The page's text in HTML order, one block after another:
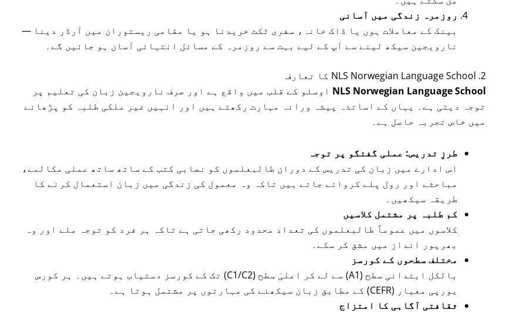
روزمرہ زندگی میں آسانی
بینک کے معاملات ہوں یا ڈاک خانہ، سفری ٹکٹ خریدنا ہو یا مقامی ریستوران میں آرڈر دینا —
نارویجین سیکھ لینے سے آپ کے لیے بہت سے روزمرہ کے مسائل انتہائی آسان ہو جائیں گے۔
2. NLS Norwegian Language School کا تعارف
NLS Norwegian Language School اوسلو کے قلب میں واقع ہے اور صرف نارویجین زبان کی تعلیم پر
توجہ دیتی ہے۔ یہاں کے اساتذہ پیشہ ورانہ مہارت رکھتے ہیں اور انہیں غیر ملکی طلبہ کو پڑھانے
میں خاص تجربہ حاصل ہے۔
طرزِ تدریس: عملی گفتگو پر توجہ
اس ادارے میں زبان کی تدریس کے دوران طالبعلموں کو نصابی کتب کے ساتھ ساتھ عملی مکالمے،
مباحثے اور رول پلے کروائے جاتے ہیں تاکہ وہ معمول کی زندگی میں زبان استعمال کرنے کا
طریقہ سیکھیں۔
کم طلبہ پر مشتمل کلاسیں
کلاسوں میں عموماً طالبعلموں کی تعداد محدود رکھی جاتی ہے تاکہ ہر فرد کو توجہ ملے اور وہ
بھرپور انداز میں مشق کر سکے۔
مختلف سطحوں کے کورسز
بالکل ابتدائی سطح (A1) سے لے کر اعلیٰ سطح (C1/C2) تک کے کورسز دستیاب ہوتے ہیں۔ ہر کورس
یورپی معیار (CEFR) کے مطابق زبان سیکھنے کی مہارتوں پر مشتمل ہوتا ہے۔
ثقافتی آگاہی کا امتزاج